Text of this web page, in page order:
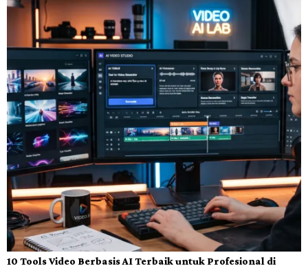
10 Tools Video Berbasis AI Terbaik untuk Profesional di